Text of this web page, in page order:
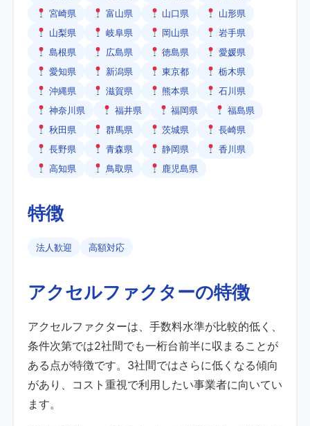
宮崎県
富山県 山口県
山形県
山梨県
岐阜県 岡山県
岩手県
島根県
広島県 徳島県
愛媛県
愛知県
新潟県 東京都
栃木県
沖縄県
滋賀県 熊本県
石川県
神奈川県
福井県 福岡県
福島県
秋田県
群馬県 茨城県
長崎県
長野県
青森県 静岡県
香川県
高知県
鳥取県 鹿児島県
特徴
法人歓迎 高額対応
アクセルファクターの特徴
アクセルファクターは、手数料水準が比較的低く、
条件次第では2社間でも一桁台前半に収まることが
ある点が特徴です。3社間ではさらに低くなる傾向
があり、コスト重視で利用したい事業者に向いてい
ます。